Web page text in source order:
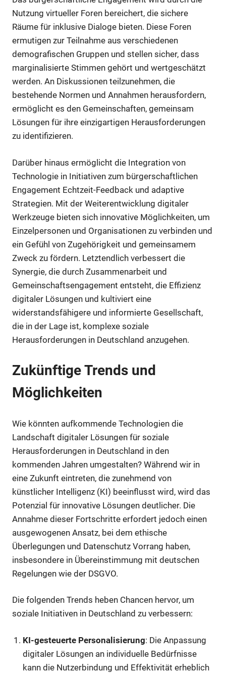
Nutzung virtueller Foren bereichert, die sichere
Räume für inklusive Dialoge bieten. Diese Foren
ermutigen zur Teilnahme aus verschiedenen
demografischen Gruppen und stellen sicher, dass
marginalisierte Stimmen gehört und wertgeschätzt
werden. An Diskussionen teilzunehmen, die
bestehende Normen und Annahmen herausfordern,
ermöglicht es den Gemeinschaften, gemeinsam
Lösungen für ihre einzigartigen Herausforderungen
zu identifizieren.
Darüber hinaus ermöglicht die Integration von
Technologie in Initiativen zum bürgerschaftlichen
Engagement Echtzeit-Feedback und adaptive
Strategien. Mit der Weiterentwicklung digitaler
Werkzeuge bieten sich innovative Möglichkeiten, um
Einzelpersonen und Organisationen zu verbinden und
ein Gefühl von Zugehörigkeit und gemeinsamem
Zweck zu fördern. Letztendlich verbessert die
Synergie, die durch Zusammenarbeit und
Gemeinschaftsengagement entsteht, die Effizienz
digitaler Lösungen und kultiviert eine
widerstandsfähigere und informierte Gesellschaft,
die in der Lage ist, komplexe soziale
Herausforderungen in Deutschland anzugehen.
Zukünftige Trends und
Möglichkeiten
Wie könnten aufkommende Technologien die
Landschaft digitaler Lösungen für soziale
Herausforderungen in Deutschland in den
kommenden Jahren umgestalten? Während wir in
eine Zukunft eintreten, die zunehmend von
künstlicher Intelligenz (KI) beeinflusst wird, wird das
Potenzial für innovative Lösungen deutlicher. Die
Annahme dieser Fortschritte erfordert jedoch einen
ausgewogenen Ansatz, bei dem ethische
Überlegungen und Datenschutz Vorrang haben,
insbesondere in Übereinstimmung mit deutschen
Regelungen wie der DSGVO.
Die folgenden Trends heben Chancen hervor, um
soziale Initiativen in Deutschland zu verbessern:
KI-gesteuerte Personalisierung: Die Anpassung
digitaler Lösungen an individuelle Bedürfnisse
kann die Nutzerbindung und Effektivität erheblich